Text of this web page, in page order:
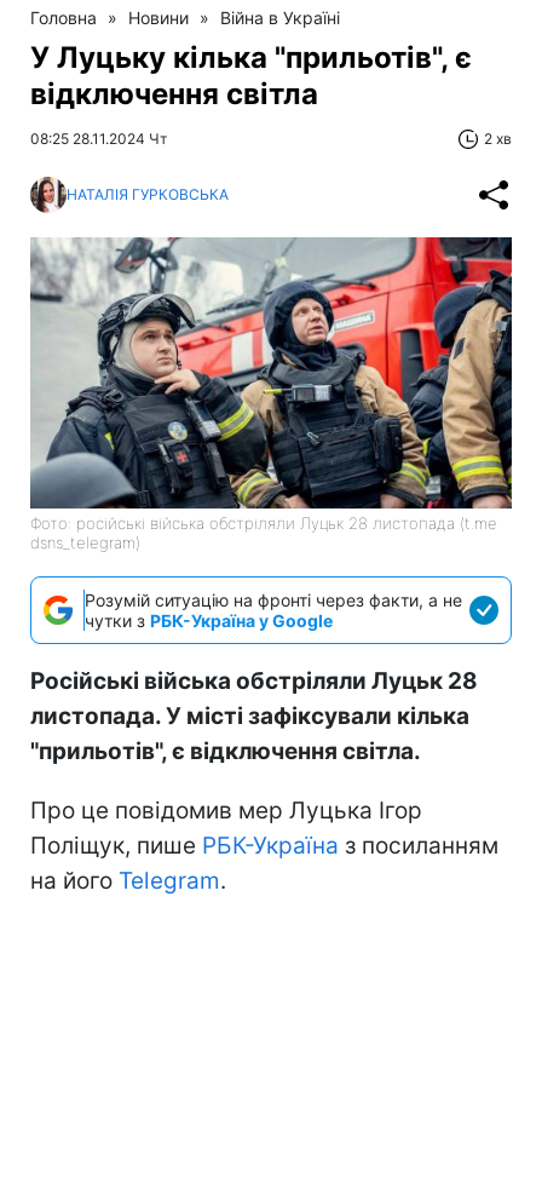
Головна » Новини » Війна в Україні
У Луцьку кілька "прильотів", є
відключення світла
08:25 28.11.2024 Чт 2 хв
НАТАЛІЯ ГУРКОВСЬКА
Фото: російські війська обстріляли Луцьк 28 листопада (t.me
dsns_telegram)
Розумій ситуацію на фронті через факти, а не
чутки з РБК-Україна у Google
Російські війська обстріляли Луцьк 28
листопада. У місті зафіксували кілька
"прильотів", є відключення світла.
Про це повідомив мер Луцька Ігор
Поліщук, пише РБК-Україна з посиланням
на його Telegram.